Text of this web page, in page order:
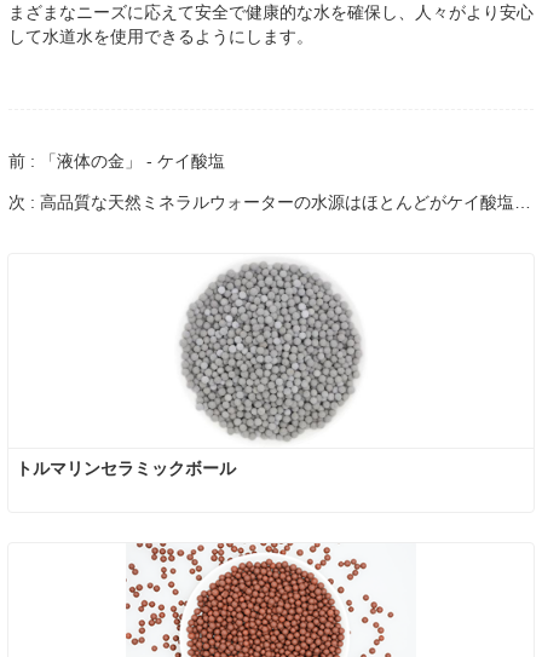
まざまなニーズに応えて安全で健康的な水を確保し、人々がより安心
して水道水を使用できるようにします。
前 : 「液体の金」 - ケイ酸塩
トルマリンセラミックボール